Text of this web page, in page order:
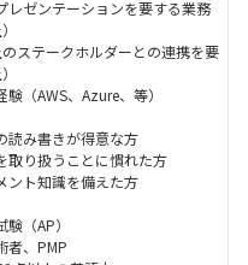
レゼンテーションを要する業務
ステークホルダーとの連携を要
（AWS、Azure、等）
読み書きが得意な方
取り扱うことに慣れた方
ント知識を備えた方
（AP）
者、PMP